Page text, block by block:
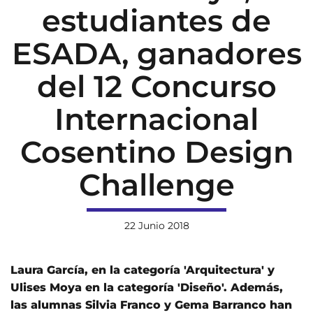
estudiantes de
ESADA, ganadores
del 12 Concurso
Internacional
Cosentino Design
Challenge
22 Junio 2018
Laura García, en la categoría 'Arquitectura' y
Ulises Moya en la categoría 'Diseño'. Además,
las alumnas Silvia Franco y Gema Barranco han